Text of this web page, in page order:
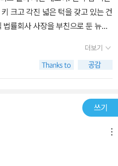
크고 각진 넓은 턱을 갖고 있는 건
률회사 사장을 부친으로 둔 뉴욕
을 보면 싱클레어 루이스가 쓴 히
종자가 벌이는 나약하고, 소심하
1980년대 귀족 버전 아닌가 싶다
숨 쉴 틈 없는 과시전쟁과, 불쌍한
리즘의 선정성, 사기꾼에 근접한
애먼 사람 하나 정도는 기꺼이 골
갖 잡놈들의 향연이 펼쳐진다. 톰
더보기
쓰기